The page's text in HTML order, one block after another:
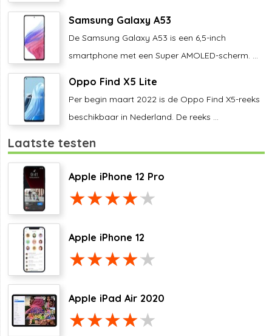
Samsung Galaxy A53
De Samsung Galaxy A53 is een 6,5-inch
smartphone met een Super AMOLED-scherm. ...
Oppo Find X5 Lite
Per begin maart 2022 is de Oppo Find X5-reeks
beschikbaar in Nederland. De reeks ...
Laatste testen
Apple iPhone 12 Pro
Apple iPhone 12
Apple iPad Air 2020